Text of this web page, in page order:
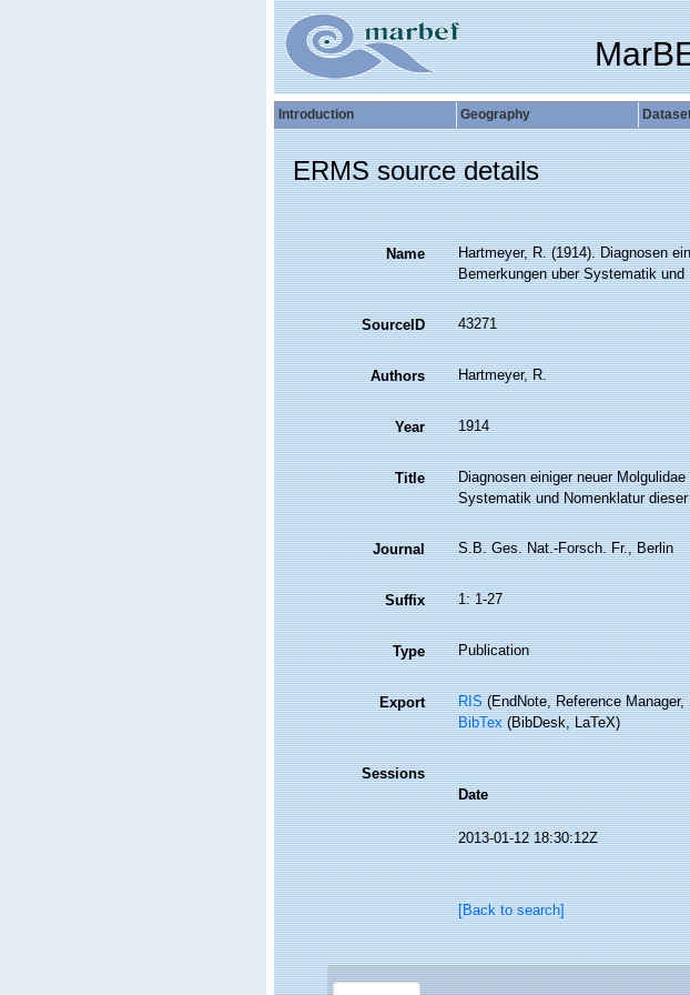
Introduction Geography
ERMS source details
Name
Hartmeyer, R. (1914). Diagnosen
Bemerkungen uber Systematik
SourceID 43271
Authors Hartmeyer, R.
Year 1914
Title
Diagnosen einiger neuer
Systematik und Nomenklatur
Journal S.B. Ges. Nat.-Forsch. Fr., Berlin
Suffix 1: 1-27
Type Publication
Export RIS(EndNote, Reference Manager,
BibTex(BibDesk, LaTeX)
Sessions
Date
2013-01-12 18:30:12Z
[Back to search]